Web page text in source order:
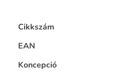
Cikkszám
EAN
Koncepció